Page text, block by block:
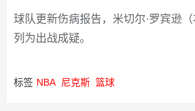
球队更新伤病报告，米切尔·罗宾逊（
列为出战成疑。
标签 NBA 尼克斯 篮球